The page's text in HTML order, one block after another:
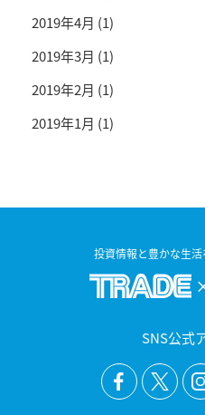
2019年4月 (1)
2019年3月 (1)
2019年2月 (1)
2019年1月 (1)
投資情報と豊かな生
SNS公式